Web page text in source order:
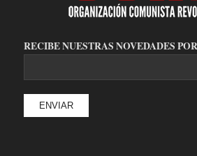
RECIBE NUESTRAS NOVEDADES